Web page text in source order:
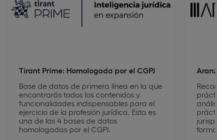
Tirant Prime: Homologada por el CGPJ
Base de datos de primera línea en la que
encontrarás todos los contenidos y
funcionalidades indispensables para el
ejercicio de la profesión jurídica. Esta es
una de las 4 bases de datos
homologadas por el CGPJ.